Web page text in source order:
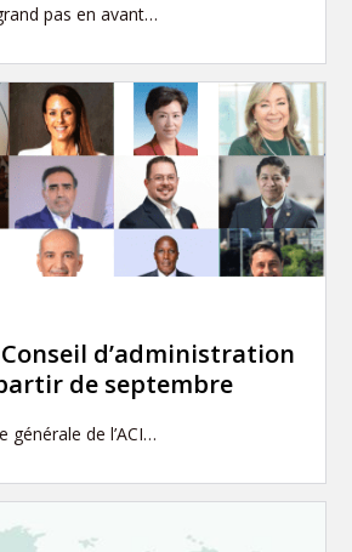
pas en avant…
d’administration
de septembre
générale de l’ACI…